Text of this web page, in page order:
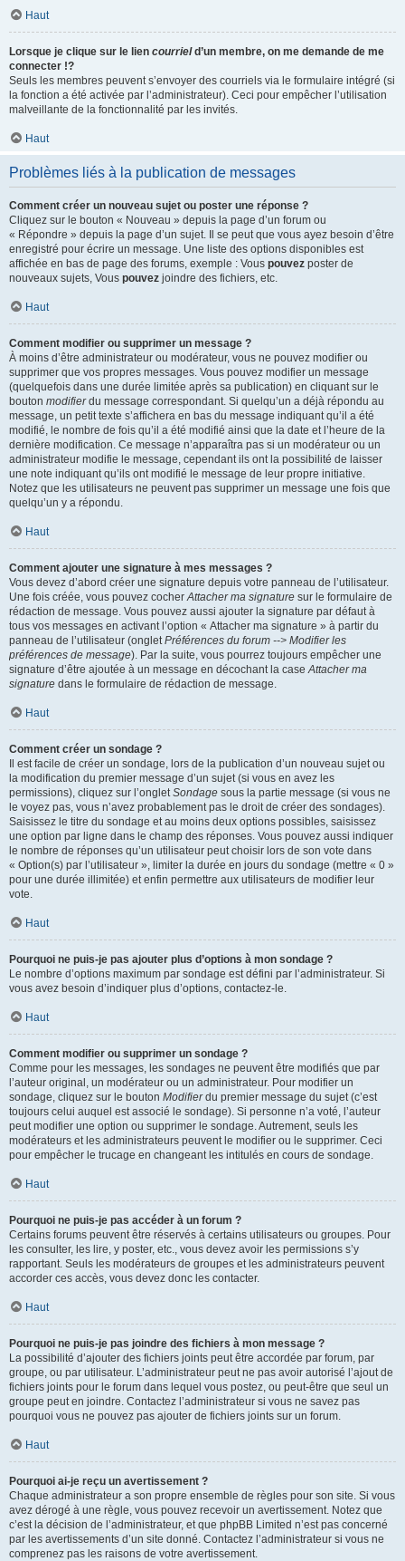
Haut
Lorsque je clique sur le lien courrield’un membre, on me demande de me
connecter !?
Seuls les membres peuvent s’envoyer des courriels via le formulaire intégré (si
la fonction a été activée par l’administrateur). Ceci pour empêcher l’utilisation
malveillante de la fonctionnalité par les invités.
Haut
Problèmes liés à la publication de messages
Comment créer un nouveau sujet ou poster une réponse ?
Cliquez sur le bouton « Nouveau » depuis la page d’un forum ou
« Répondre » depuis la page d’un sujet. Il se peut que vous ayez besoin d’être
enregistré pour écrire un message. Une liste des options disponibles est
affichée en bas de page des forums, exemple : Vous pouvez poster de
nouveaux sujets, Vous pouvez joindre des fichiers, etc.
Haut
Comment modifier ou supprimer un message ?
À moins d’être administrateur ou modérateur, vous ne pouvez modifier ou
supprimer que vos propres messages. Vous pouvez modifier un message
(quelquefois dans une durée limitée après sa publication) en cliquant sur le
bouton modifierdu message correspondant. Si quelqu’un a déjà répondu au
message, un petit texte s’affichera en bas du message indiquant qu’il a été
modifié, le nombre de fois qu’il a été modifié ainsi que la date et l’heure de la
dernière modification. Ce message n’apparaîtra pas si un modérateur ou un
administrateur modifie le message, cependant ils ont la possibilité de laisser
une note indiquant qu’ils ont modifié le message de leur propre initiative.
Notez que les utilisateurs ne peuvent pas supprimer un message une fois que
quelqu’un y a répondu.
Haut
Comment ajouter une signature à mes messages ?
Vous devez d’abord créer une signature depuis votre panneau de l’utilisateur.
Une fois créée, vous pouvez cocherAttacher ma signature sur le formulaire de
rédaction de message. Vous pouvez aussi ajouter la signature par défaut à
tous vos messages en activant l’option « Attacher ma signature » à partir du
panneau de l’utilisateur (ongletPréférences du forum --> Modifier les
préférences de message). Par la suite, vous pourrez toujours empêcher une
signature d’être ajoutée à un message en décochant la caseAttacher ma
signature dans le formulaire de rédaction de message.
Haut
Comment créer un sondage ?
Il est facile de créer un sondage, lors de la publication d’un nouveau sujet ou
la modification du premier message d’un sujet (si vous en avez les
permissions), cliquez sur l’ongletSondage sous la partie message (si vous ne
le voyez pas, vous n’avez probablement pas le droit de créer des sondages).
Saisissez le titre du sondage et au moins deux options possibles, saisissez
une option par ligne dans le champ des réponses. Vous pouvez aussi indiquer
le nombre de réponses qu’un utilisateur peut choisir lors de son vote dans
« Option(s) par l’utilisateur », limiter la durée en jours du sondage (mettre « 0 »
pour une durée illimitée) et enfin permettre aux utilisateurs de modifier leur
vote.
Haut
Pourquoi ne puis-je pas ajouter plus d’options à mon sondage ?
Le nombre d’options maximum par sondage est défini par l’administrateur. Si
vous avez besoin d’indiquer plus d’options, contactez-le.
Haut
Comment modifier ou supprimer un sondage ?
Comme pour les messages, les sondages ne peuvent être modifiés que par
l’auteur original, un modérateur ou un administrateur. Pour modifier un
sondage, cliquez sur le bouton Modifierdu premier message du sujet (c’est
toujours celui auquel est associé le sondage). Si personne n’a voté, l’auteur
peut modifier une option ou supprimer le sondage. Autrement, seuls les
modérateurs et les administrateurs peuvent le modifier ou le supprimer. Ceci
pour empêcher le trucage en changeant les intitulés en cours de sondage.
Haut
Pourquoi ne puis-je pas accéder à un forum ?
Certains forums peuvent être réservés à certains utilisateurs ou groupes. Pour
les consulter, les lire, y poster, etc., vous devez avoir les permissions s’y
rapportant. Seuls les modérateurs de groupes et les administrateurs peuvent
accorder ces accès, vous devez donc les contacter.
Haut
Pourquoi ne puis-je pas joindre des fichiers à mon message ?
La possibilité d’ajouter des fichiers joints peut être accordée par forum, par
groupe, ou par utilisateur. L’administrateur peut ne pas avoir autorisé l’ajout de
fichiers joints pour le forum dans lequel vous postez, ou peut-être que seul un
groupe peut en joindre. Contactez l’administrateur si vous ne savez pas
pourquoi vous ne pouvez pas ajouter de fichiers joints sur un forum.
Haut
Pourquoi ai-je reçu un avertissement ?
Chaque administrateur a son propre ensemble de règles pour son site. Si vous
avez dérogé à une règle, vous pouvez recevoir un avertissement. Notez que
c’est la décision de l’administrateur, et que phpBB Limited n’est pas concerné
par les avertissements d’un site donné. Contactez l’administrateur si vous ne
comprenez pas les raisons de votre avertissement.